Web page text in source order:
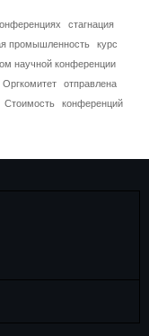
стагнация
промышленность
курс
научной конференции
Оргкомитет
отправлена
Стоимость
конференций